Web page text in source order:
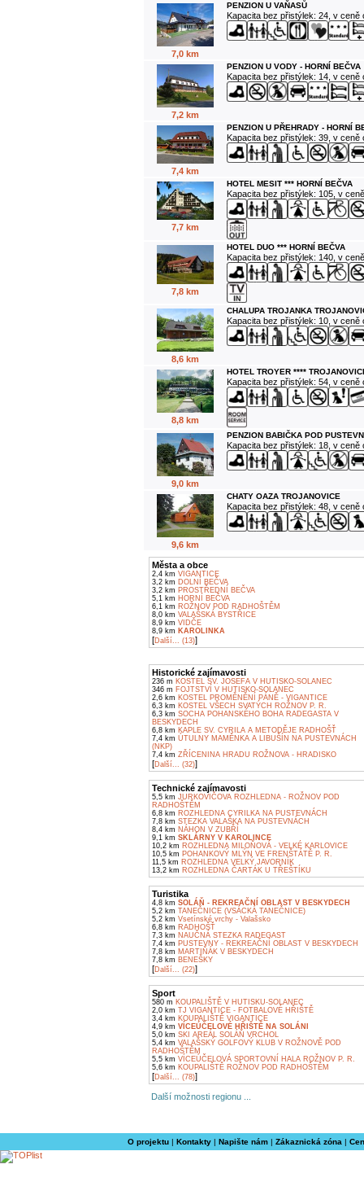
7,0 km
PENZION U VAŇASŮ
Kapacita bez přistýlek: 24, v ceně
7,2 km
PENZION U VODY - HORNÍ BEČVA
Kapacita bez přistýlek: 14, v ceně
7,4 km
PENZION U PŘEHRADY - HORNÍ
Kapacita bez přistýlek: 39, v ceně
7,7 km
HOTEL MESIT *** HORNÍ BEČVA
Kapacita bez přistýlek: 105, v
7,8 km
HOTEL DUO *** HORNÍ BEČVA
Kapacita bez přistýlek: 140, v
8,6 km
CHALUPA TROJANKA
Kapacita bez přistýlek: 10, v ceně
8,8 km
HOTEL TROYER ****
Kapacita bez přistýlek: 54, v ceně
9,0 km
PENZION BABIČKA POD
Kapacita bez přistýlek: 18, v ceně
9,6 km
CHATY OAZA TROJANOVICE
Kapacita bez přistýlek: 48, v ceně
Města a obce
2,4 km VIGANTICE
3,2 km DOLNÍ BEČVA
3,2 km PROSTŘEDNÍ BEČVA
5,1 km HORNÍ BEČVA
6,1 km ROŽNOV POD RADHOŠTĚM
8,0 km VALAŠSKÁ BYSTŘICE
8,9 km VIDČE
8,9 km KAROLINKA
[Další... (13)]
Historické zajímavosti
236 m KOSTEL SV. JOSEFA V HUTISKO-SOLANEC
346 m FOJTSTVÍ V HUTISKO-SOLANEC
2,6 km KOSTEL PROMĚNĚNÍ PÁNĚ - VIGANTICE
6,3 km KOSTEL VŠECH SVATÝCH ROŽNOV P. R.
6,3 km SOCHA POHANSKÉHO BOHA RADEGASTA V
BESKYDECH
6,8 km KAPLE SV. CYRILA A METODĚJE RADHOŠŤ
7,4 km ÚTULNY MAMĚNKA A LIBUŠÍN NA PUSTEVNÁCH
(NKP)
7,4 km ZŘÍCENINA HRADU ROŽNOVA - HRADISKO
[Další... (32)]
Technické zajímavosti
5,5 km JURKOVIČOVA ROZHLEDNA - ROŽNOV POD
RADHOŠTĚM
6,8 km ROZHLEDNA CYRILKA NA PUSTEVNÁCH
7,8 km STEZKA VALAŠKA NA PUSTEVNÁCH
8,4 km NÁHON V ZUBŘÍ
9,1 km SKLÁRNY V KAROLINCE
10,2 km ROZHLEDNA MILOŇOVÁ - VELKÉ KARLOVICE
10,5 km POHANKOVÝ MLÝN VE FRENŠTÁTĚ P. R.
11,5 km ROZHLEDNA VELKÝ JAVORNÍK
13,2 km ROZHLEDNA ČARTÁK U TŘEŠTÍKU
Turistika
4,8 km SOLÁŇ - REKREAČNÍ OBLAST V BESKYDECH
5,2 km TANEČNICE (VSÁCKÁ TANEČNICE)
5,2 km Vsetínské vrchy - Valašsko
6,8 km RADHOŠŤ
7,3 km NAUČNÁ STEZKA RADEGAST
7,4 km PUSTEVNY - REKREAČNÍ OBLAST V BESKYDECH
7,8 km MARTIŇÁK V BESKYDECH
7,8 km BENEŠKY
[Další... (22)]
Sport
580 m KOUPALIŠTĚ V HUTISKU-SOLANEC
2,0 km TJ VIGANTICE - FOTBALOVÉ HŘIŠTĚ
3,4 km KOUPALIŠTĚ VIGANTICE
4,9 km VÍCEÚČELOVÉ HŘIŠTĚ NA SOLÁNI
5,0 km SKI AREÁL SOLÁŇ VRCHOL
5,4 km VALAŠSKÝ GOLFOVÝ KLUB V ROŽNOVĚ POD
RADHOŠTĚM
5,5 km VÍCEÚČELOVÁ SPORTOVNÍ HALA ROŽNOV P. R.
5,6 km KOUPALIŠTĚ ROŽNOV POD RADHOŠTĚM
[Další... (78)]
Další možnosti regionu ...
O projektu| Kontakty| Napište nám| Zákaznická zóna |